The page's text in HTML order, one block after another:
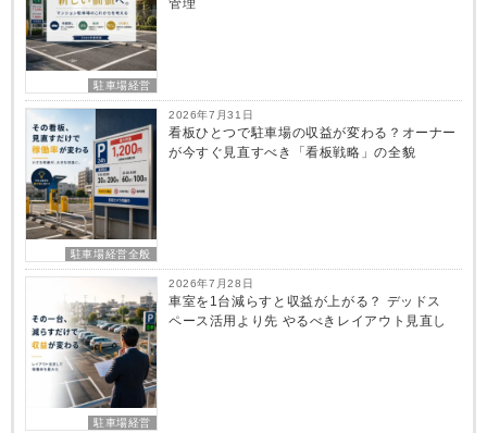
駐車場経営
駐車場経営全般
2026年7月31日
看板ひとつで駐車場の収益が変わる？オーナー
が今すぐ見直すべき「看板戦略」の全貌
駐車場経営
2026年7月28日
車室を1台減らすと収益が上がる？ デッドス
ペース活用より先 やるべきレイアウト見直し